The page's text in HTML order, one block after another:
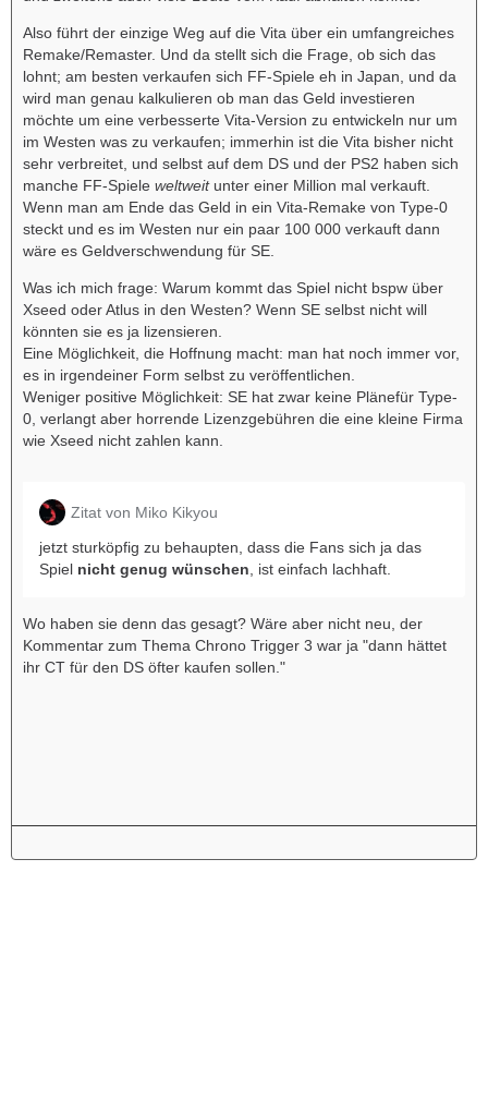
Also führt der einzige Weg auf die Vita über ein umfangreiches
Remake/Remaster. Und da stellt sich die Frage, ob sich das
lohnt; am besten verkaufen sich FF-Spiele eh in Japan, und da
wird man genau kalkulieren ob man das Geld investieren
möchte um eine verbesserte Vita-Version zu entwickeln nur um
im Westen was zu verkaufen; immerhin ist die Vita bisher nicht
sehr verbreitet, und selbst auf dem DS und der PS2 haben sich
manche FF-Spiele weltweitunter einer Million mal verkauft.
Wenn man am Ende das Geld in ein Vita-Remake von Type-0
steckt und es im Westen nur ein paar 100 000 verkauft dann
wäre es Geldverschwendung für SE.
Was ich mich frage: Warum kommt das Spiel nicht bspw über
Xseed oder Atlus in den Westen? Wenn SE selbst nicht will
könnten sie es ja lizensieren.
Eine Möglichkeit, die Hoffnung macht: man hat noch immer vor,
es in irgendeiner Form selbst zu veröffentlichen.
Weniger positive Möglichkeit: SE hat zwar keine Plänefür Type-
0, verlangt aber horrende Lizenzgebühren die eine kleine Firma
wie Xseed nicht zahlen kann.
Zitat von Miko Kikyou
jetzt sturköpfig zu behaupten, dass die Fans sich ja das
Spiel nicht genug wünschen, ist einfach lachhaft.
Wo haben sie denn das gesagt? Wäre aber nicht neu, der
Kommentar zum Thema Chrono Trigger 3 war ja "dann hättet
ihr CT für den DS öfter kaufen sollen."